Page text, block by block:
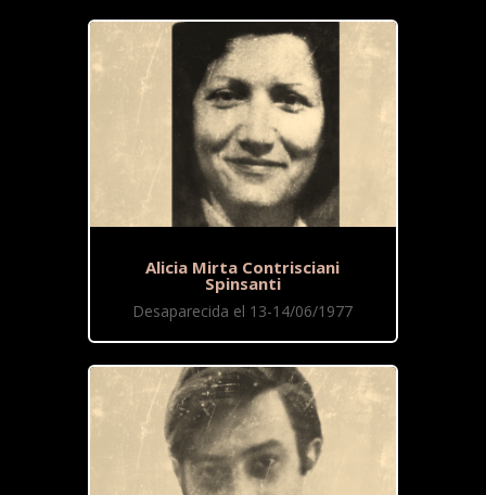
Alicia Mirta Contrisciani
Spinsanti
Desaparecida el 13-14/06/1977